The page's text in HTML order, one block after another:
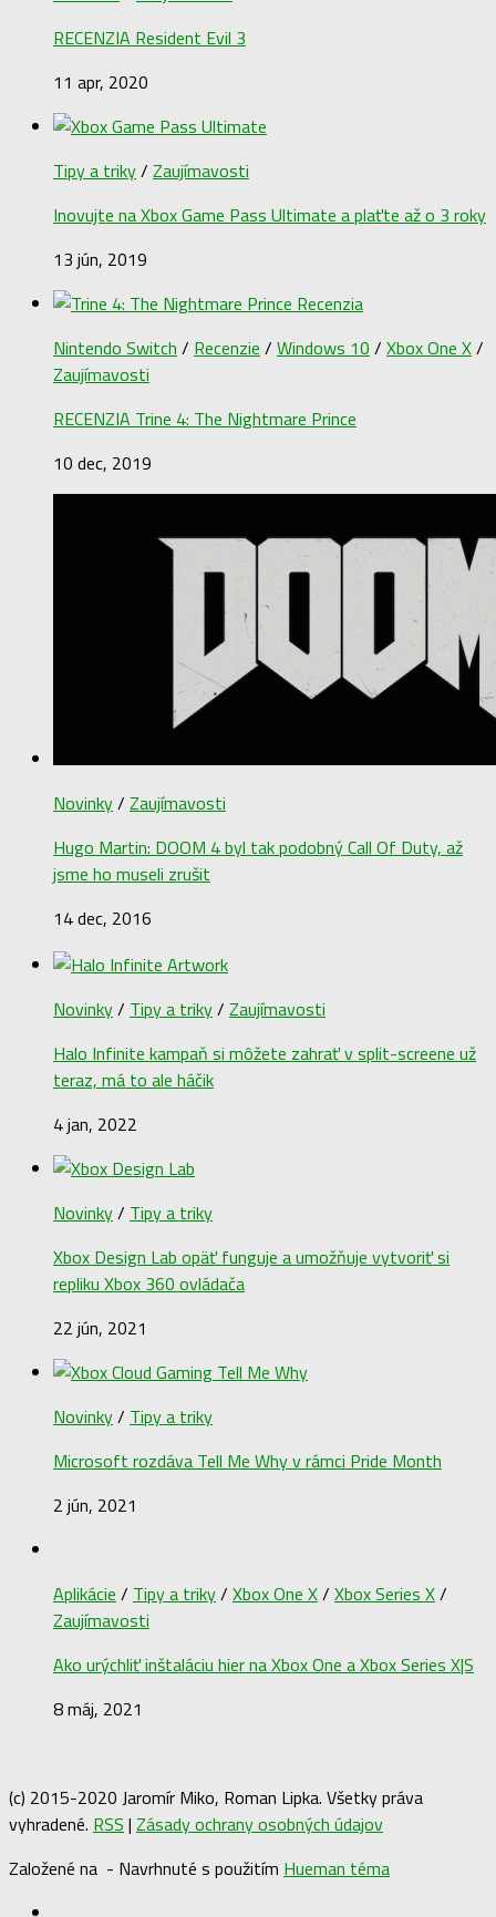
RECENZIA Resident Evil 3
11 apr, 2020
Tipy a triky/ Zaujímavosti
Inovujte na Xbox Game Pass Ultimate a plaťte až o 3 roky
13 jún, 2019
Nintendo Switch / Recenzie / Windows 10 / Xbox One X/
Zaujímavosti
RECENZIA Trine 4: The Nightmare Prince
10 dec, 2019
Novinky/ Zaujímavosti
Hugo Martin: DOOM 4 byl tak podobný Call Of Duty, až
jsme ho museli zrušit
14 dec, 2016
Novinky/ Tipy a triky/ Zaujímavosti
Halo Infinite kampaň si môžete zahrať v split-screene už
teraz, má to ale háčik
4 jan, 2022
Novinky/ Tipy a triky
Xbox Design Lab opäť funguje a umožňuje vytvoriť si
repliku Xbox 360 ovládača
22 jún, 2021
Novinky/ Tipy a triky
Microsoft rozdáva Tell Me Why v rámci Pride Month
2 jún, 2021
Aplikácie / Tipy a triky/ Xbox One X/ Xbox Series X/
Zaujímavosti
Ako urýchliť inštaláciu hier na Xbox One a Xbox Series X|S
8 máj, 2021
(c) 2015-2020 Jaromír Miko, Roman Lipka. Všetky práva
vyhradené. RSS | Zásady ochrany osobných údajov
Založené na - Navrhnuté s použitím Hueman téma